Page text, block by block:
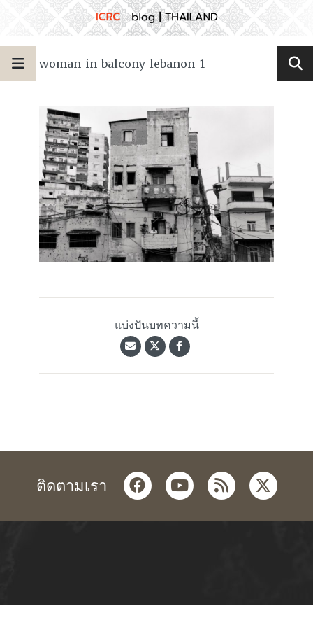
woman_in_balcony-lebanon_1
แบ่งปันบทความนี้
ติดตามเรา facebookyoutube
rss twitter